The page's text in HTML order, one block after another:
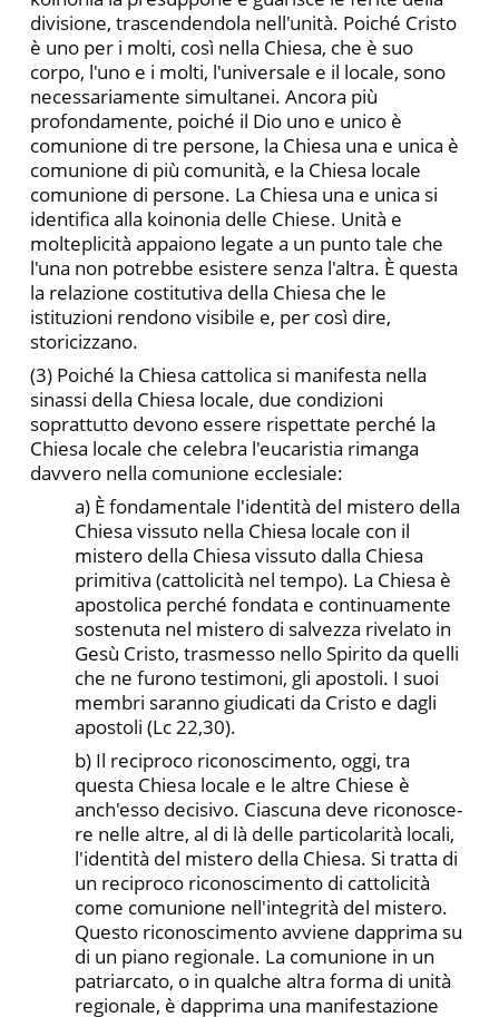
divisione, trascendendola nel­l'unità. Poiché Cristo
è uno per i molti, così nella Chiesa, che è suo
corpo, l'uno e i molti, l'universale e il locale, sono
necessariamente simultanei. Ancora più
profondamente, poiché il Dio uno e unico è
comunione di tre persone, la Chiesa una e unica è
comunione di più comunità, e la Chiesa locale
comunione di persone. La Chiesa una e unica si
identifica alla koinonia delle Chiese. Unità e
molteplicità appaiono legate a un punto tale che
l'una non potrebbe esistere senza l'altra. È questa
la relazione costitutiva della Chiesa che le
istituzioni rendono visibile e, per così dire,
storicizzano.
(3) Poiché la Chiesa cattolica si manifesta nella
sinassi della Chiesa locale, due condizioni
soprattutto devono essere rispettate perché la
Chiesa locale che celebra l'eucaristia rimanga
davvero nella comunione ecclesiale:
a) È fondamentale l'identità del mistero della
Chiesa vissuto nella Chiesa locale con il
mistero della Chiesa vissuto dalla Chiesa
primitiva (cattolicità nel tempo). La Chiesa è
apostolica perché fondata e continuamente
sostenuta nel mistero di salvezza rivela­to in
Gesù Cristo, trasmesso nello Spirito da quelli
che ne furono testimoni, gli apostoli. I suoi
membri saranno giudicati da Cristo e dagli
apostoli (Lc 22,30).
b) Il reciproco riconoscimento, oggi, tra
questa Chiesa loca­le e le altre Chiese è
anch'esso decisivo. Ciascuna deve riconosce­
re nelle altre, al di là delle particolarità locali,
l'identità del miste­ro della Chiesa. Si tratta di
un reciproco riconoscimento di cattolicità
come comunione nell'integrità del mistero.
Questo ri­conoscimento avviene dapprima su
di un piano regionale. La co­munione in un
patriarcato, o in qualche altra forma di unità
re­gionale, è dapprima una manifestazione